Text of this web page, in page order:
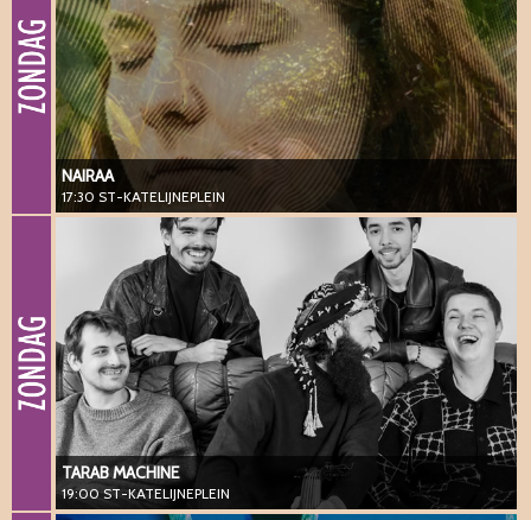
NAIRAA
17:30 ST-KATELIJNEPLEIN
TARAB MACHINE
19:00 ST-KATELIJNEPLEIN
19:00 ST-KATELIJNEPLEIN
#vanguard #jazz #maqam #middleeast #world